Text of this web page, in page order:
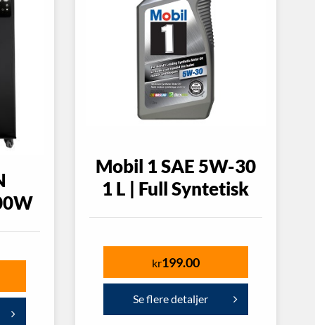
Mobil 1 SAE 5W-30
1 L | Full Syntetisk
kr199.00
Se flere detaljer